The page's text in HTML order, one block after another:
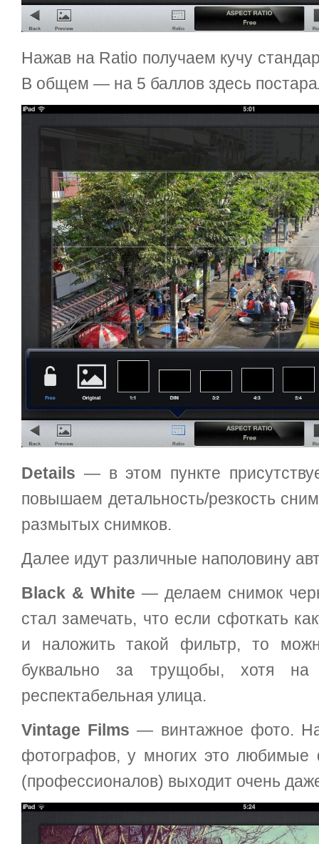
Нажав на Ratio получаем кучу
В общем — на 5 баллов здесь
Details — в этом пункте
повышаем детальность/резкость
размытых снимков.
Далее идут различные наполовину
Black & White — делаем снимок
стал замечать, что если сфоткать
и наложить такой фильтр, то
буквально за трущобы, хотя
респектабельная улица.
Vintage Films — винтажное фото.
фотографов, у многих это
(профессионалов) выходит очень